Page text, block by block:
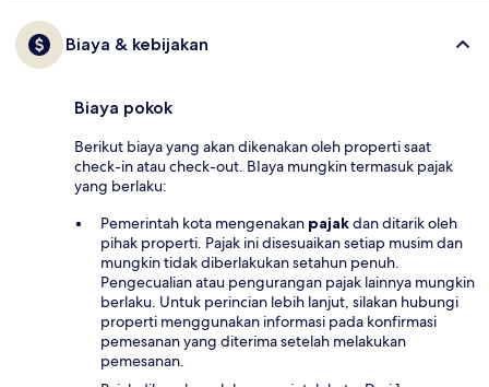
Biaya & kebijakan
Biaya pokok
Berikut biaya yang akan dikenakan oleh properti saat
check-in atau check-out. BIaya mungkin termasuk pajak
yang berlaku:
Pemerintah kota mengenakan pajakdan ditarik oleh
pihak properti. Pajak ini disesuaikan setiap musim dan
mungkin tidak diberlakukan setahun penuh.
Pengecualian atau pengurangan pajak lainnya mungkin
berlaku. Untuk perincian lebih lanjut, silakan hubungi
properti menggunakan informasi pada konfirmasi
pemesanan yang diterima setelah melakukan
pemesanan.